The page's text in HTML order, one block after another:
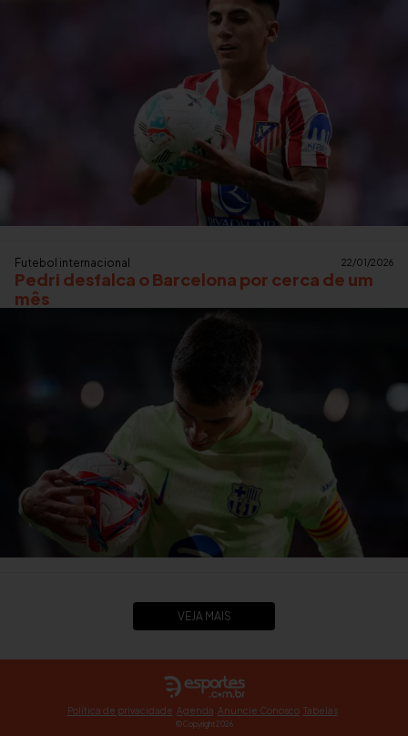
Futebol internacional 22/01/2026
Pedri desfalca o Barcelona por cerca de um
mês
VEJA MAIS
Política de privacidade Agenda Anuncie Conosco Tabelas
© Copyright 2026